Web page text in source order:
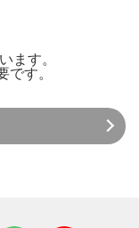
ます。
です。